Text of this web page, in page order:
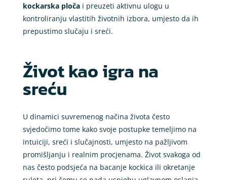
kockarska pločai preuzeti aktivnu ulogu u
kontroliranju vlastitih životnih izbora, umjesto da ih
prepustimo slučaju i sreći.
Život kao igra na
sreću
U dinamici suvremenog načina života često
svjedočimo tome kako svoje postupke temeljimo na
intuiciji, sreći i slučajnosti, umjesto na pažljivom
promišljanju i realnim procjenama. Život svakoga od
nas često podsjeća na bacanje kockica ili okretanje